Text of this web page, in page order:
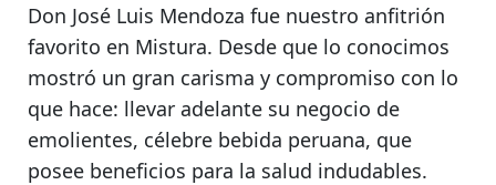
Don José Luis Mendoza fue nuestro anfitrión
favorito en Mistura. Desde que lo conocimos
mostró un gran carisma y compromiso con lo
que hace: llevar adelante su negocio de
emolientes, célebre bebida peruana, que
posee beneficios para la salud indudables.